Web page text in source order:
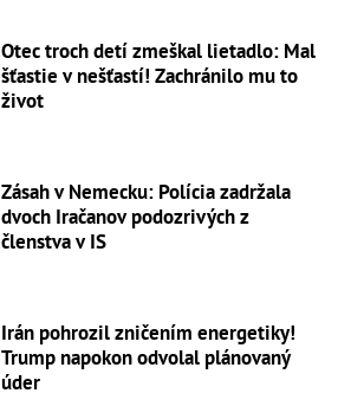
Otec troch detí zmeškal lietadlo: Mal
šťastie v nešťastí! Zachránilo mu to
život
Zásah v Nemecku: Polícia zadržala
dvoch Iračanov podozrivých z
členstva v IS
Irán pohrozil zničením energetiky!
Trump napokon odvolal plánovaný
úder